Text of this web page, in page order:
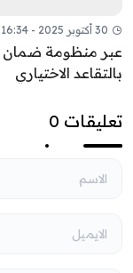
30 أكتوبر 2025 - 16:34
عبر منظومة ضمان
بالتقاعد الاختياري
تعليقات 0